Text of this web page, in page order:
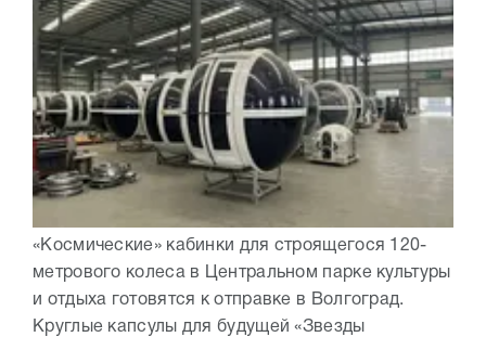
«Космические» кабинки для строящегося 120-
метрового колеса в Центральном парке культуры
и отдыха готовятся к отправке в Волгоград.
Круглые капсулы для будущей «Звезды